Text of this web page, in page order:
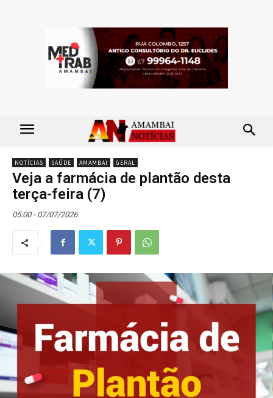
NOTÍCIAS SAÚDE AMAMBAI GERAL
Veja a farmácia de plantão desta
terça-feira (7)
05:00 - 07/07/2026